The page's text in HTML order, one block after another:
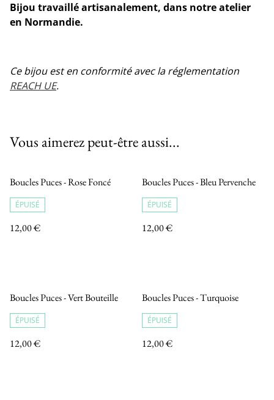
Bijou travaillé artisanalement, dans notre atelier
en Normandie.
Ce bijou est en conformité avec la réglementation
REACH UE.
Vous aimerez peut-être aussi...
Boucles Puces - Rose Foncé
ÉPUISÉ
12,00 €
Boucles Puces - Bleu Pervenche
ÉPUISÉ
12,00 €
Boucles Puces - Vert Bouteille
ÉPUISÉ
12,00 €
Boucles Puces - Turquoise
ÉPUISÉ
12,00 €